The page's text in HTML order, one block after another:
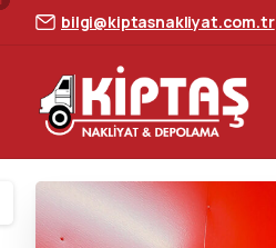
bilgi@kiptasnakliyat.com.tr